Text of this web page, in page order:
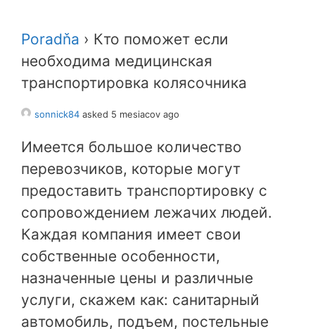
Poradňa › Кто поможет если
необходима медицинская
транспортировка колясочника
sonnick84 asked 5 mesiacov ago
Имеется большое количество
перевозчиков, которые могут
предоставить транспортировку с
сопровождением лежачих людей.
Каждая компания имеет свои
собственные особенности,
назначенные цены и различные
услуги, скажем как: санитарный
автомобиль, подъем, постельные